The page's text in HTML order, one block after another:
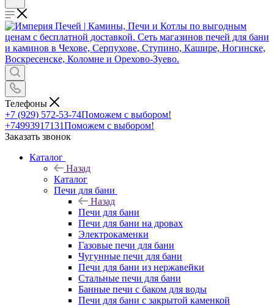
Телефоны
+7 (929) 572-53-74Поможем с выбором!
+74993917131Поможем с выбором!
Заказать звонок
Каталог
Назад
Каталог
Печи для бани
Назад
Печи для бани
Печи для бани на дровах
Электрокаменки
Газовые печи для бани
Чугунные печи для бани
Печи для бани из нержавейки
Стальные печи для бани
Банные печи с баком для воды
Печи для бани с закрытой каменкой